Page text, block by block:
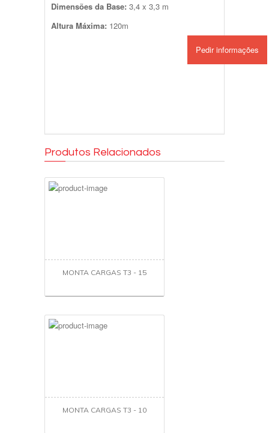
Dimensões da Base: 3,4 x 3,3 m
Altura Máxima: 120m
Pedir informações
Produtos Relacionados
MONTA CARGAS T3 - 15
MONTA CARGAS T3 - 10